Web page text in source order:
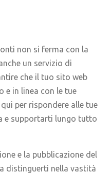
non si ferma con la
un servizio di
che il tuo sito web
e in linea con le tue
per rispondere alle tue
e supportarti lungo tutto
e la pubblicazione del
distinguerti nella vastità